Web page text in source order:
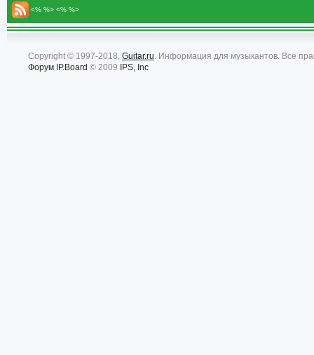
<% %> <% %>
Copyright © 1997-2018, Guitar.ru. Информация для музыкантов. Все
Форум IP.Board © 2009 IPS, Inc